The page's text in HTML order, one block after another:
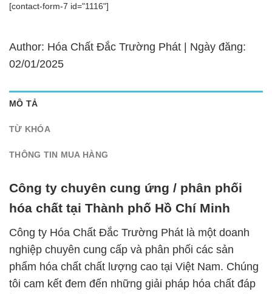
[contact-form-7 id="1116"]
Author: Hóa Chất Đắc Trường Phát | Ngày đăng:
02/01/2025
MÔ TẢ
TỪ KHÓA
THÔNG TIN MUA HÀNG
Công ty chuyên cung ứng / phân phối
hóa chất tại Thành phố Hồ Chí Minh
Công ty Hóa Chất Đắc Trường Phát là một doanh
nghiệp chuyên cung cấp và phân phối các sản
phẩm hóa chất chất lượng cao tại Việt Nam. Chúng
tôi cam kết đem đến những giải pháp hóa chất đáp